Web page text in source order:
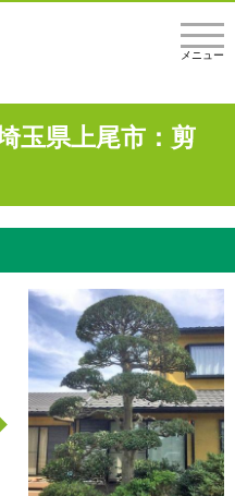
メニュー
玉県上尾市：剪